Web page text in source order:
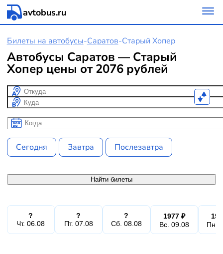
avtobus.ru
Билеты на автобусы-Саратов-Старый Хопер
Автобусы Саратов — Старый
Хопер цены от 2076 рублей
Откуда
Куда
Когда
Когда
Сегодня Завтра Послезавтра
Найти билеты
?
Чт. 06.08
?
Пт. 07.08
?
Сб. 08.08
1977 ₽
Вс. 09.08
Пн.